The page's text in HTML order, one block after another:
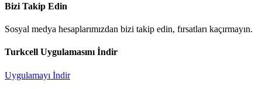
Bizi Takip Edin
Sosyal medya hesaplarımızdan bizi takip edin, fırsatları kaçırmayın.
Turkcell Uygulamasını İndir
Uygulamayı İndir